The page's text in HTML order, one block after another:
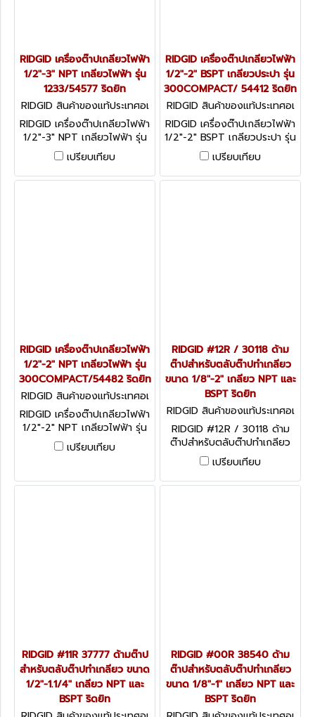
RIDGID เครื่องต๊าปเกลียวไฟฟ้า
1/2"-3" NPT เกลียวไฟฟ้า รุ่น
1233/54577 ริดยิท
RIDGID สินค้าของแท้ประเทศอเ
มริกา 1233 NPT (54577)
RIDGID เครื่องต๊าปเกลียวไฟฟ้า
1/2"-3" NPT เกลียวไฟฟ้า รุ่น
1233/54577 ริดยิท
เปรียบเทียบ
RIDGID เครื่องต๊าปเกลียวไฟฟ้า
1/2"-2" BSPT เกลียวประปา รุ่น
300COMPACT/ 54412 ริดยิท
RIDGID สินค้าของแท้ประเทศอเ
มริกา 300 COMPACT BSPT
(54412)
RIDGID เครื่องต๊าปเกลียวไฟฟ้า
1/2"-2" BSPT เกลียวประปา รุ่น
300COMPACT/ 54412 ริ
ดยิท
เปรียบเทียบ
RIDGID เครื่องต๊าปเกลียวไฟฟ้า
1/2"-2" NPT เกลียวไฟฟ้า รุ่น
300COMPACT/54482 ริดยิท
RIDGID สินค้าของแท้ประเทศอเ
มริกา 300 COMPACT NPT
(54482)
RIDGID เครื่องต๊าปเกลียวไฟฟ้า
1/2"-2" NPT เกลียวไฟฟ้า รุ่น
300COMPACT/54482 ริ
ดยิท
เปรียบเทียบ
RIDGID #12R / 30118 ด้าม
ต๊าปสำหรับตลับต๊าปทำเกลียว
ขนาด 1/8"-2" เกลียว NPT และ
BSPT ริดยิท
RIDGID สินค้าของแท้ประเทศอเ
มริกา 30118
RIDGID #12R / 30118 ด้าม
ต๊าปสำหรับตลับต๊าปทำเกลียว
ขนาด 1/8"-2" เกลียว NPT และ
BSPT ริดยิท
เปรียบเทียบ
RIDGID #11R 37777 ด้ามต๊าป
สำหรับตลับต๊าปทำเกลียว ขนาด
1/2"-1.1/4" เกลียว NPT และ
BSPT ริดยิท
RIDGID #00R 38540 ด้าม
ต๊าปสำหรับตลับต๊าปทำเกลียว
ขนาด 1/8"-1" เกลียว NPT และ
BSPT ริดยิท